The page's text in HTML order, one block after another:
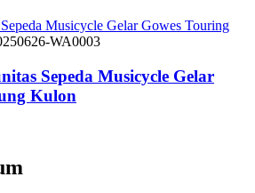
Musicycle Gelar Gowes Touring
Sepeda Musicycle Gelar
Kulon